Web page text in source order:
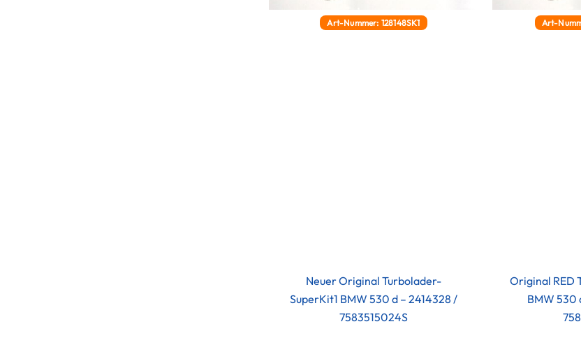
Art-Nummer: 128148SK1
Neuer Original Turbolader-
SuperKit1 BMW 530 d – 2414328 /
7583515024S
Art-
Original RED
BMW 530